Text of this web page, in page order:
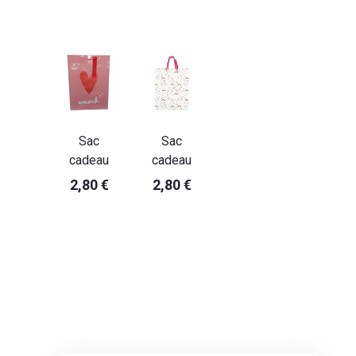
Sac
cadeau
2,80 €
Sac
cadeau
2,80 €